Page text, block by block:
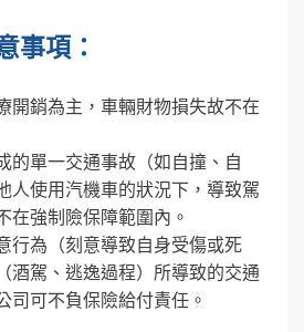
事項：
開銷為主，車輛財物損失故不在
的單一交通事故（如自撞、自
人使用汽機車的狀況下，導致駕
在強制險保障範圍內。
行為（刻意導致自身受傷或死
酒駕、逃逸過程）所導致的交通
司可不負保險給付責任。